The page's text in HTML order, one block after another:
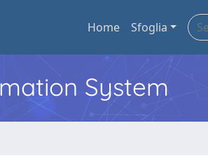
Home Sfoglia
System